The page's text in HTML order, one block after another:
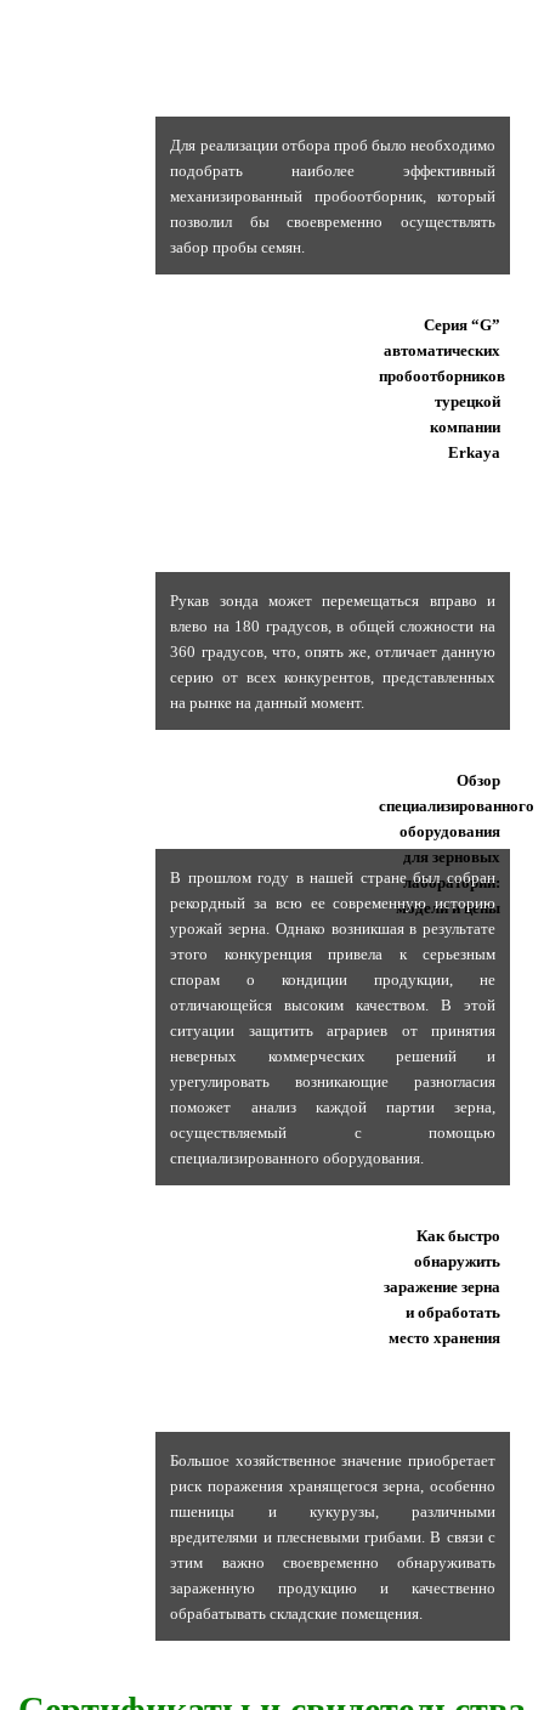
Для реализации отбора проб было необходимо
подобрать наиболее эффективный
механизированный пробоотборник, который
позволил бы своевременно осуществлять
забор пробы семян.
Серия “G”
автоматических
пробоотборников
турецкой
компании
Erkaya
Рукав зонда может перемещаться вправо и
влево на 180 градусов, в общей сложности на
360 градусов, что, опять же, отличает данную
серию от всех конкурентов, представленных
на рынке на данный момент.
Обзор
специализированного
оборудования
для зерновых
лабораторий:
модели и цены
В прошлом году в нашей стране был собран
рекордный за всю ее современную историю
урожай зерна. Однако возникшая в результате
этого конкуренция привела к серьезным
спорам о кондиции продукции, не
отличающейся высоким качеством. В этой
ситуации защитить аграриев от принятия
неверных коммерческих решений и
урегулировать возникающие разногласия
поможет анализ каждой партии зерна,
осуществляемый с помощью
специализированного оборудования.
Как быстро
обнаружить
заражение зерна
и обработать
место хранения
Большое хозяйственное значение приобретает
риск поражения хранящегося зерна, особенно
пшеницы и кукурузы, различными
вредителями и плесневыми грибами. В связи с
этим важно своевременно обнаруживать
зараженную продукцию и качественно
обрабатывать складские помещения.